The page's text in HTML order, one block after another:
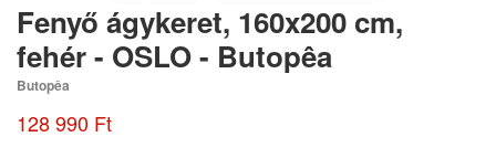
Fenyő ágykeret, 160x200 cm,
fehér - OSLO - Butopêa
Butopêa
128 990 Ft